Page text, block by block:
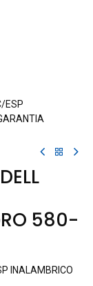
ESP
580-
INALAMBRICO